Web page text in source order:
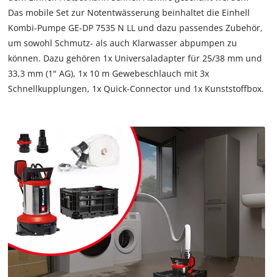
Das mobile Set zur Notentwässerung beinhaltet die Einhell
Kombi-Pumpe GE-DP 7535 N LL und dazu passendes Zubehör,
um sowohl Schmutz- als auch Klarwasser abpumpen zu
können. Dazu gehören 1x Universaladapter für 25/38 mm und
33,3 mm (1" AG), 1x 10 m Gewebeschlauch mit 3x
Schnellkupplungen, 1x Quick-Connector und 1x Kunststoffbox.